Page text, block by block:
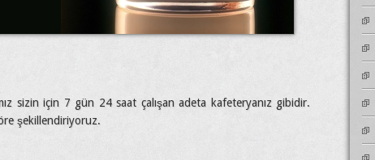
sizin için 7 gün 24 saat çalışan adeta kafeteryanız gibidir.
şekillendiriyoruz.